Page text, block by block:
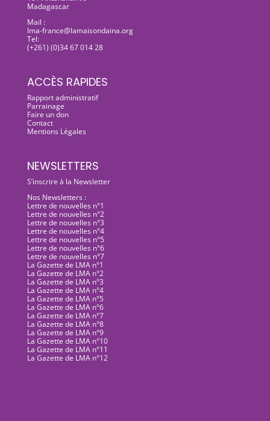
Madagascar
Mail :
lma-france@lamaisondaina.org
Tel:
(+261) (0)34 67 014 28
ACCÈS RAPIDES
Rapport administratif
Parrainage
Faire un don
Contact
Mentions Légales
NEWSLETTERS
S’inscrire à la Newsletter
Nos Newsletters :
Lettre de nouvelles n°1
Lettre de nouvelles n°2
Lettre de nouvelles n°3
Lettre de nouvelles n°4
Lettre de nouvelles n°5
Lettre de nouvelles n°6
Lettre de nouvelles n°7
La Gazette de LMA n°1
La Gazette de LMA n°2
La Gazette de LMA n°3
La Gazette de LMA n°4
La Gazette de LMA n°5
La Gazette de LMA n°6
La Gazette de LMA n°7
La Gazette de LMA n°8
La Gazette de LMA n°9
La Gazette de LMA n°10
La Gazette de LMA n°11
La Gazette de LMA n°12